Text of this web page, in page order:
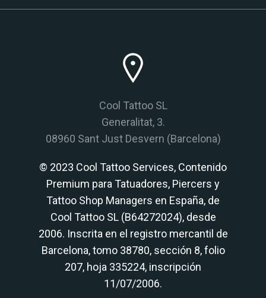
Cool Tattoo SL
Generalitat, 3.
08960 Sant Just Desvern (Barcelona)
© 2023 Cool Tattoo Services, Contenido
Premium para Tatuadores, Piercers y
Tattoo Shop Managers en España, de
Cool Tattoo SL (B64272024), desde
2006. Inscrita en el registro mercantil de
Barcelona, tomo 38780, sección 8, folio
207, hoja 335224, inscripción
11/07/2006.